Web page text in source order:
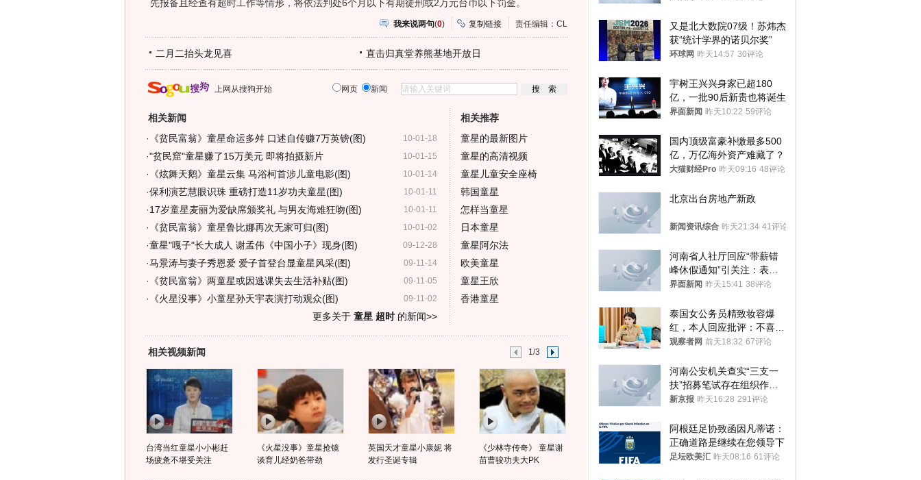
先报备且经查有超时工作等情形，将依法判处6个月以下有期徒刑或2万元台币以下罚金。
我来说两句(0) 复制链接 责任编辑：CL
二月二抬头龙见喜 直击归真堂养熊基地开放日
上网从搜狗开始 网页 新闻
相关新闻
10-01-18
· 《贫民富翁》童星命运多舛 口述自传赚7万英镑(图)
10-01-15
·"贫民窟"童星赚了15万美元 即将拍摄新片
10-01-14
· 《炫舞天鹅》童星云集 马浴柯首涉儿童电影(图)
10-01-11
·保利演艺慧眼识珠 重磅打造11岁功夫童星(图)
10-01-11
·17岁童星麦丽为爱缺席颁奖礼 与男友海难狂吻(图)
10-01-02
· 《贫民富翁》童星鲁比娜再次无家可归(图)
09-12-28
·童星"嘎子"长大成人 谢孟伟《中国小子》现身(图)
09-11-14
·马景涛与妻子秀恩爱 爱子首登台显童星风采(图)
09-11-05
· 《贫民富翁》两童星或因逃课失去生活补贴(图)
09-11-02
· 《火星没事》小童星孙天宇表演打动观众(图)
更多关于 童星 超时的新闻>>
相关推荐
童星的最新图片
童星的高清视频
童星儿童安全座椅
韩国童星
怎样当童星
日本童星
童星阿尔法
欧美童星
童星王欣
香港童星
相关视频新闻 1/3
台湾当红童星小小彬赶
场疲惫不堪受关注
《火星没事》童星抢镜
谈育儿经奶爸带劲
英国天才童星小康妮 将
发行圣诞专辑
《少林寺传奇》 童星谢
苗曹骏功夫大PK
又是北大数院07级！苏炜杰
获“统计学界的诺贝尔奖”
环球网 昨天14:57 30评论
宇树王兴兴身家已超180
亿，一批90后新贵也将诞生
界面新闻 昨天10:22 59评论
国内顶级富豪补缴最多500
亿，万亿海外资产难藏了？
大猫财经Pro 昨天09:16 48评论
北京出台房地产新政
新闻资讯综合 昨天21:34 41评论
河南省人社厅回应“带薪错
峰休假通知”引关注：表述
不够准确，待修改后印发
界面新闻 昨天15:41 38评论
泰国女公务员精致妆容爆
红，本人回应批评：不喜欢
就别看
观察者网 前天18:32 67评论
河南公安机关查实“三支一
扶”招募笔试存在组织作弊
犯罪行为
新京报 昨天16:28 291评论
阿根廷足协致函因凡蒂诺：
正确道路是继续在您领导下
足坛欧美汇 昨天08:16 61评论